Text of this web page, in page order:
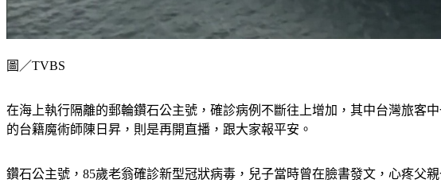
圖／TVBS
在海上執行隔離的郵輪鑽石公主號，確診病例不斷往上增加，其中台灣旅客
的台籍魔術師陳日昇，則是再開直播，跟大家報平安。
鑽石公主號，85歲老翁確診新型冠狀病毒，兒子當時曾在臉書發文，心疼父